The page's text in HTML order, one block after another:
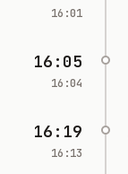
16:01
16:05
16:04
16:19
16:13